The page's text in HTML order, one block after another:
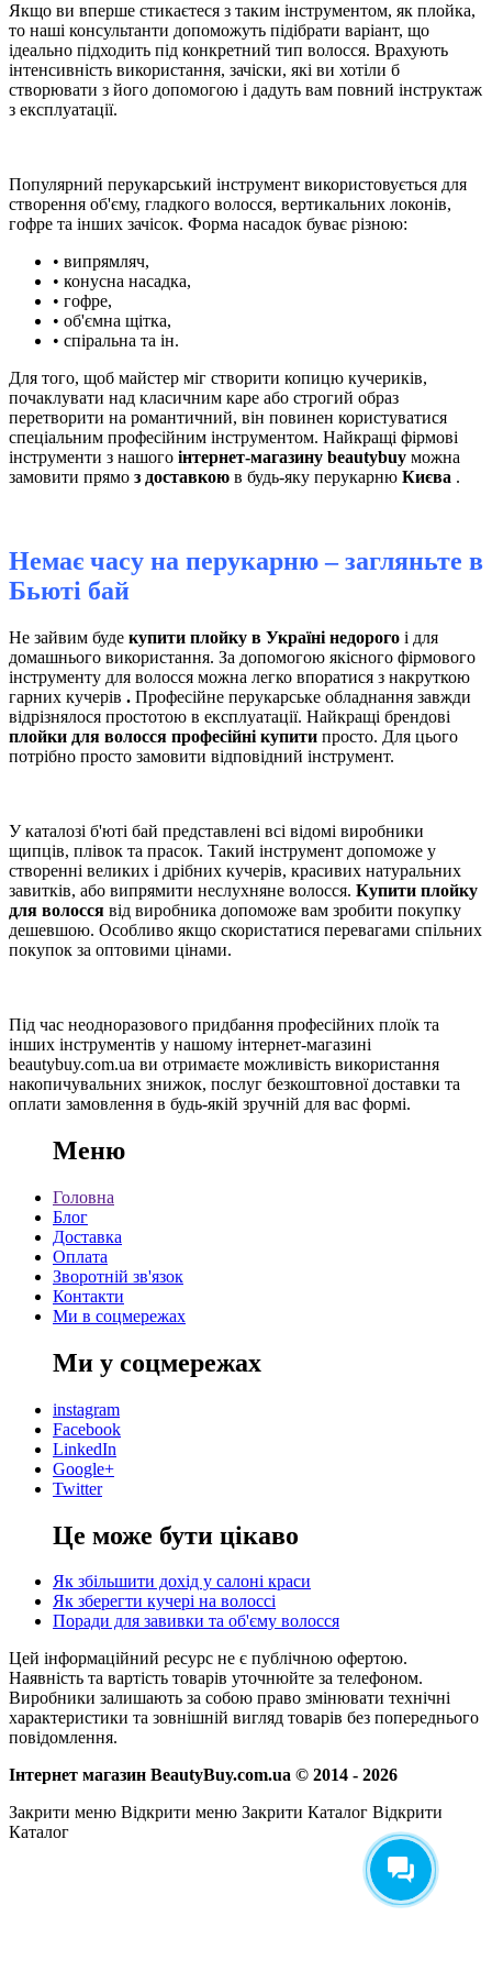
Якщо ви вперше стикаєтеся з таким інструментом, як плойка,
то наші консультанти допоможуть підібрати варіант, що
ідеально підходить під конкретний тип волосся. Врахують
інтенсивність використання, зачіски, які ви хотіли б
створювати з його допомогою і дадуть вам повний інструктаж
з експлуатації.
Популярний перукарський інструмент використовується для
створення об'єму, гладкого волосся, вертикальних локонів,
гофре та інших зачісок. Форма насадок буває різною:
• випрямляч,
• конусна насадка,
• гофре,
• об'ємна щітка,
• спіральна та ін.
Для того, щоб майстер міг створити копицю кучериків,
почаклувати над класичним каре або строгий образ
перетворити на романтичний, він повинен користуватися
спеціальним професійним інструментом. Найкращі фірмові
інструменти з нашого інтернет-магазину beautybuy можна
замовити прямо з доставкою в будь-яку перукарню Києва .
Немає часу на перукарню – загляньте в
Бьюті бай
Не зайвим буде купити плойку в Україні недорого і для
домашнього використання. За допомогою якісного фірмового
інструменту для волосся можна легко впоратися з накруткою
гарних кучерів . Професійне перукарське обладнання завжди
відрізнялося простотою в експлуатації. Найкращі брендові
плойки для волосся професійні купити просто. Для цього
потрібно просто замовити відповідний інструмент.
У каталозі б'юті бай представлені всі відомі виробники
щипців, плівок та прасок. Такий інструмент допоможе у
створенні великих і дрібних кучерів, красивих натуральних
завитків, або випрямити неслухняне волосся. Купити плойку
для волосся від виробника допоможе вам зробити покупку
дешевшою. Особливо якщо скористатися перевагами спільних
покупок за оптовими цінами.
Під час неодноразового придбання професійних плоїк та
інших інструментів у нашому інтернет-магазині
beautybuy.com.ua ви отримаєте можливість використання
накопичувальних знижок, послуг безкоштовної доставки та
оплати замовлення в будь-якій зручній для вас формі.
Меню
Головна
Блог
Доставка
Оплата
Зворотній зв'язок
Контакти
Ми в соцмережах
Ми у соцмережах
instagram
Facebook
LinkedIn
Google+
Twitter
Це може бути цікаво
Як збільшити дохід у салоні краси
Як зберегти кучері на волоссі
Поради для завивки та об'єму волосся
Цей інформаційний ресурс не є публічною офертою.
Наявність та вартість товарів уточнюйте за телефоном.
Виробники залишають за собою право змінювати технічні
характеристики та зовнішній вигляд товарів без попереднього
повідомлення.
Інтернет магазин BeautyBuy.com.ua © 2014 - 2026
Закрити меню Відкрити меню Закрити Каталог Відкрити
Каталог